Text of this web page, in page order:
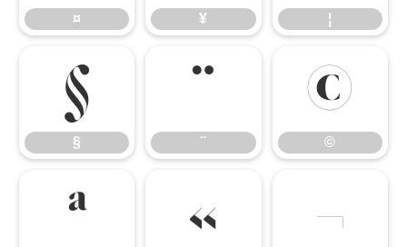
¤ ¥ ¦
§
§
¨
¨
©
©
ª « ¬